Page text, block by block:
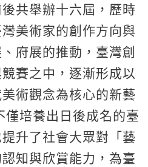
共舉辦十六屆，歷時
美術家的創作方向與
府展的推動，臺灣創
賽之中，逐漸形成以
術觀念為核心的新藝
培養出日後成名的臺
升了社會大眾對「藝
知與欣賞能力，為臺